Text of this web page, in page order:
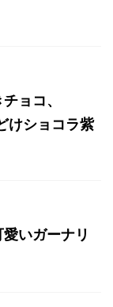
ョコ、
けショコラ紫
いガーナリ